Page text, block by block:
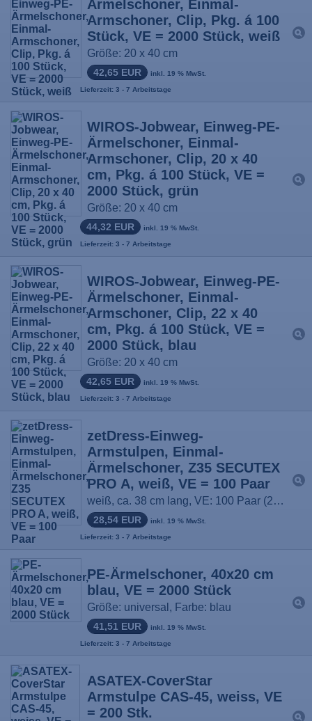
Ärmelschoner, Einmal-
Armschoner, Clip, Pkg. á 100
Stück, VE = 2000 Stück, weiß
Größe: 20 x 40 cm
42,65 EUR inkl. 19 % MwSt.
Lieferzeit: 3 - 7 Arbeitstage
WIROS-Jobwear, Einweg-PE-
Ärmelschoner, Einmal-
Armschoner, Clip, 20 x 40
cm, Pkg. á 100 Stück, VE =
2000 Stück, grün
Größe: 20 x 40 cm
44,32 EUR inkl. 19 % MwSt.
Lieferzeit: 3 - 7 Arbeitstage
WIROS-Jobwear, Einweg-PE-
Ärmelschoner, Einmal-
Armschoner, Clip, 22 x 40
cm, Pkg. á 100 Stück, VE =
2000 Stück, blau
Größe: 20 x 40 cm
42,65 EUR inkl. 19 % MwSt.
Lieferzeit: 3 - 7 Arbeitstage
zetDress-Einweg-
Armstulpen, Einmal-
Ärmelschoner, Z35 SECUTEX
PRO A, weiß, VE = 100 Paar
weiß, ca. 38 cm lang, VE: 100 Paar (2 x 50)
28,54 EUR inkl. 19 % MwSt.
Lieferzeit: 3 - 7 Arbeitstage
PE-Ärmelschoner, 40x20 cm
blau, VE = 2000 Stück
Größe: universal, Farbe: blau
41,51 EUR inkl. 19 % MwSt.
Lieferzeit: 3 - 7 Arbeitstage
ASATEX-CoverStar
Armstulpe CAS-45, weiss, VE
= 200 Stk.